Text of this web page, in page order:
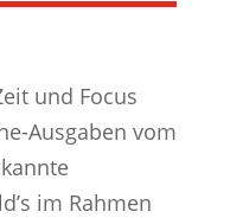
und Focus
Ausgaben vom
im Rahmen